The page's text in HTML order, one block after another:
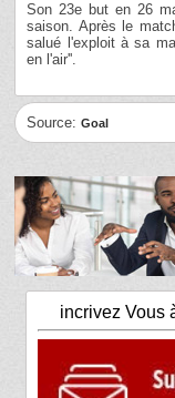
Son 23e but en 26
saison. Après le
salué l'exploit à sa
en l'air''.
Source:Goal
incrivez Vous